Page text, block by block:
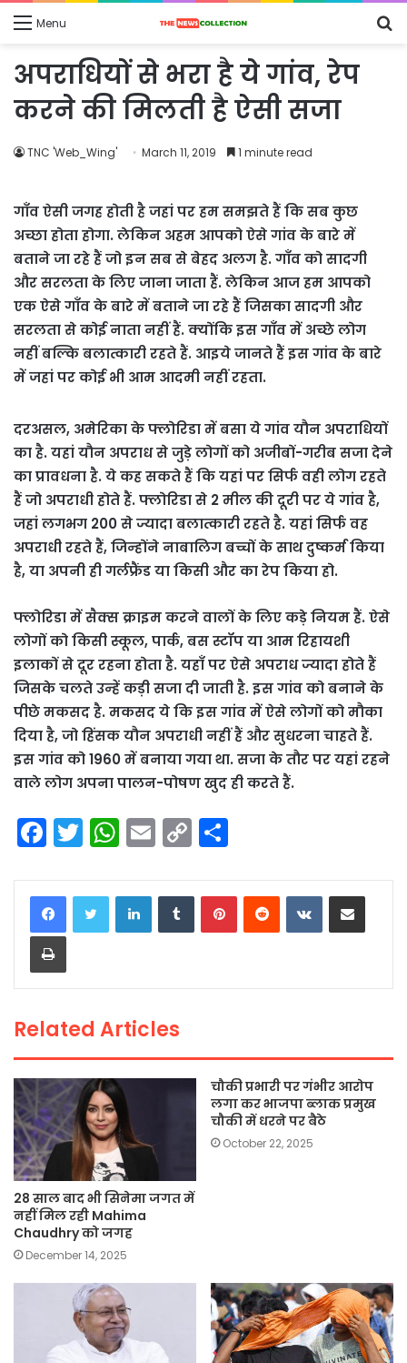
Menu
अपराधियों से भरा है ये गांव, रेप
करने की मिलती है ऐसी सजा
TNC 'Web_Wing' March 11, 2019 1 minute read
गाँव ऐसी जगह होती है जहां पर हम समझते हैं कि सब कुछ
अच्छा होता होगा. लेकिन अहम आपको ऐसे गांव के बारे में
बताने जा रहे हैं जो इन सब से बेहद अलग है. गाँव को सादगी
और सरलता के लिए जाना जाता हैं. लेकिन आज हम आपको
एक ऐसे गाँव के बारे में बताने जा रहे हैं जिसका सादगी और
सरलता से कोई नाता नहीं हैं. क्योंकि इस गाँव में अच्छे लोग
नहीं बल्कि बलात्कारी रहते हैं. आइये जानते हैं इस गांव के बारे
में जहां पर कोई भी आम आदमी नहीं रहता.
दरअसल, अमेरिका के फ्लोरिडा में बसा ये गांव यौन अपराधियों
का है. यहां यौन अपराध से जुड़े लोगों को अजीबों-गरीब सजा देने
का प्रावधना है. ये कह सकते हैं कि यहां पर सिर्फ वही लोग रहते
हैं जो अपराधी होते हैं. फ्लोरिडा से 2 मील की दूरी पर ये गांव है,
जहां लगभग 200 से ज्यादा बलात्कारी रहते है. यहां सिर्फ वह
अपराधी रहते हैं, जिन्होंने नाबालिग बच्चों के साथ दुष्कर्म किया
है, या अपनी ही गर्लफ्रैंड या किसी और का रेप किया हो.
फ्लोरिडा में सैक्स क्राइम करने वालों के लिए कड़े नियम हैं. ऐसे
लोगों को किसी स्कूल, पार्क, बस स्टॉप या आम रिहायशी
इलाकों से दूर रहना होता है. यहाँ पर ऐसे अपराध ज्यादा होते हैं
जिसके चलते उन्हें कड़ी सजा दी जाती है. इस गांव को बनाने के
पीछे मकसद है. मकसद ये कि इस गांव में ऐसे लोगों को मौका
दिया है, जो हिंसक यौन अपराधी नहीं हैं और सुधरना चाहते हैं.
इस गांव को 1960 में बनाया गया था. सजा के तौर पर यहां रहने
वाले लोग अपना पालन-पोषण खुद ही करते हैं.
F
a
c
e
b
o
k
T
w
itt
er
W
h
a
ts
p
E
m
ai
C
o
p
n
ar
LinkedInTumblrPinterestReddit VKontakteShare via Email
Print
Related Articles
28 साल बाद भी सिनेमा जगत में
नहीं मिल रही Mahima
Chaudhry को जगह
December 14, 2025
चौकी प्रभारी पर गंभीर आरोप
लगा कर भाजपा ब्लाक प्रमुख
चौकी में धरने पर बैठे
October 22, 2025